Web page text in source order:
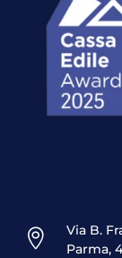

Via B.
Parma,